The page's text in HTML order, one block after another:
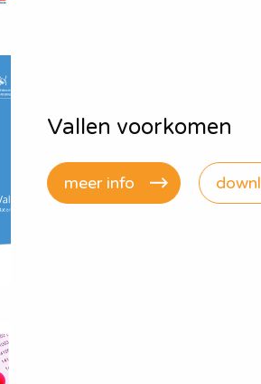
Vallen voorkomen
meer info